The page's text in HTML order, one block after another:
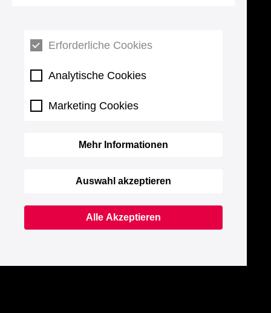
Erforderliche Cookies
Analytische Cookies
Marketing Cookies
Mehr Informationen
Auswahl akzeptieren
Alle Akzeptieren